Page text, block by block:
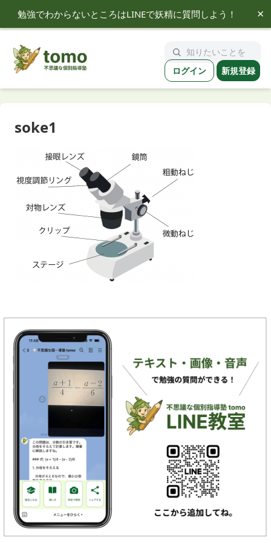
勉強でわからないところはLINEで妖精に質問しよう！ ×
tomo ログイン 新規登録
soke1